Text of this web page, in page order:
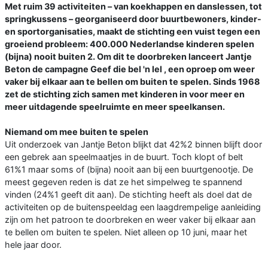
Met ruim 39 activiteiten – van koekhappen en danslessen, tot
springkussens – georganiseerd door buurtbewoners, kinder-
en sportorganisaties, maakt de stichting een vuist tegen een
groeiend probleem: 400.000 Nederlandse kinderen spelen
(bijna) nooit buiten 2. Om dit te doorbreken lanceert Jantje
Beton de campagne Geef die bel 'n lel , een oproep om weer
vaker bij elkaar aan te bellen om buiten te spelen. Sinds 1968
zet de stichting zich samen met kinderen in voor meer en
meer uitdagende speelruimte en meer speelkansen.
Niemand om mee buiten te spelen
Uit onderzoek van Jantje Beton blijkt dat 42%2 binnen blijft door
een gebrek aan speelmaatjes in de buurt. Toch klopt of belt
61%1 maar soms of (bijna) nooit aan bij een buurtgenootje. De
meest gegeven reden is dat ze het simpelweg te spannend
vinden (24%1 geeft dit aan). De stichting heeft als doel dat de
activiteiten op de buitenspeeldag een laagdrempelige aanleiding
zijn om het patroon te doorbreken en weer vaker bij elkaar aan
te bellen om buiten te spelen. Niet alleen op 10 juni, maar het
hele jaar door.